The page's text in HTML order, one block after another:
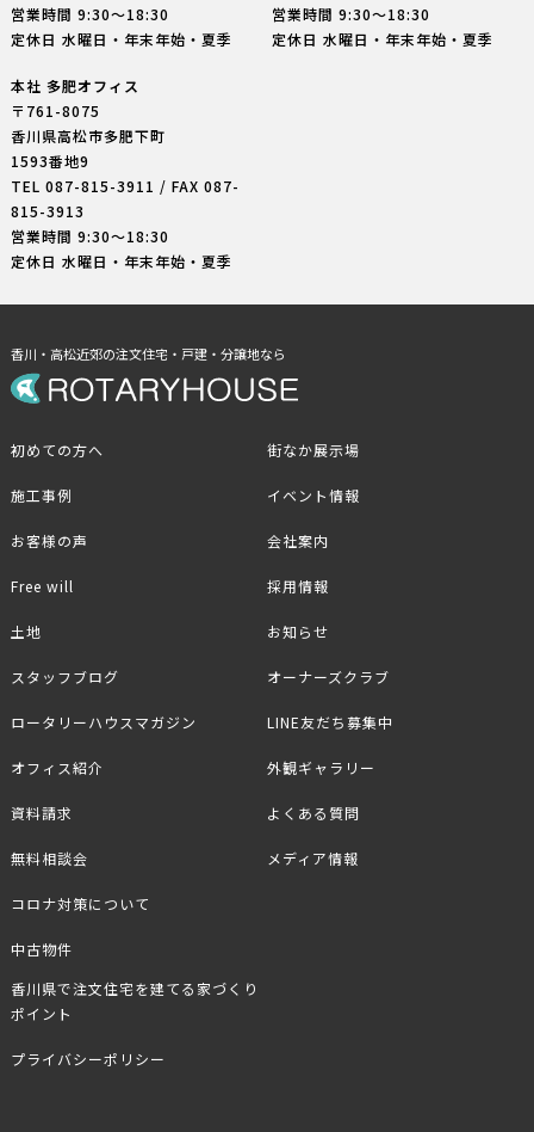
営業時間 9:30〜18:30
定休日 水曜日・年末年始・夏季
営業時間 9:30〜18:30
定休日 水曜日・年末年始・夏季
本社 多肥オフィス
〒761-8075
香川県高松市多肥下町
1593番地9
TEL 087-815-3911 / FAX 087-
815-3913
営業時間 9:30〜18:30
定休日 水曜日・年末年始・夏季
香川・高松近郊の注文住宅・戸建・分譲地なら
初めての方へ
施工事例
お客様の声
Free will
土地
街なか展示場
イベント情報
会社案内
採用情報
お知らせ
スタッフブログ
ロータリーハウスマガジン
オフィス紹介
資料請求
無料相談会
オーナーズクラブ
LINE友だち募集中
外観ギャラリー
よくある質問
メディア情報
コロナ対策について
中古物件
香川県で注文住宅を建てる家づくり
ポイント
プライバシーポリシー